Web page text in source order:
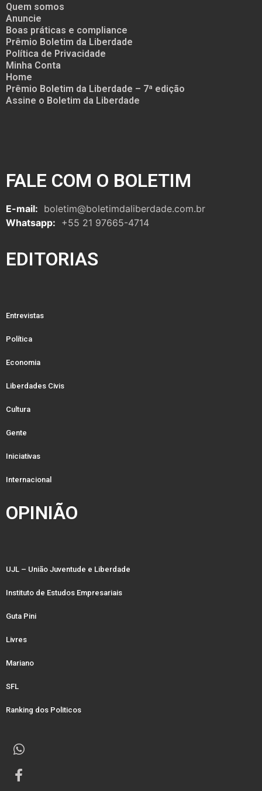
Quem somos
Anuncie
Boas práticas e compliance
Prêmio Boletim da Liberdade
Política de Privacidade
Minha Conta
Home
Prêmio Boletim da Liberdade – 7ª edição
Assine o Boletim da Liberdade
FALE COM O BOLETIM
E-mail: boletim@boletimdaliberdade.com.br
Whatsapp: +55 21 97665-4714
EDITORIAS
Entrevistas
Política
Economia
Liberdades Civis
Cultura
Gente
Iniciativas
Internacional
OPINIÃO
UJL – União Juventude e Liberdade
Instituto de Estudos Empresariais
Guta Pini
Livres
Mariano
SFL
Ranking dos Politicos